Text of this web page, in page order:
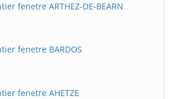
fenetre ARTHEZ-DE-BEARN
fenetre BARDOS
fenetre AHETZE